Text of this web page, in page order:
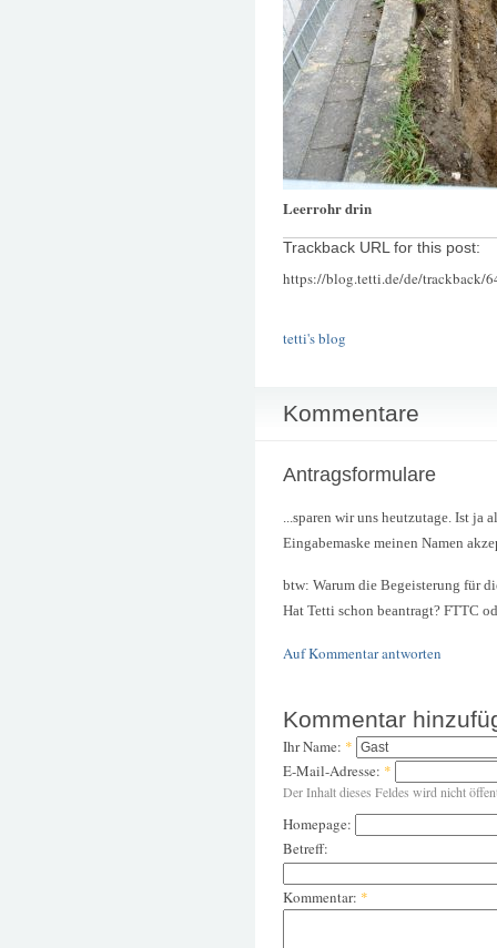
Leerrohr drin
Trackback URL for this post:
https://blog.tetti.de/de/trackback/
tetti's blog
Kommentare
Antragsformulare
...sparen wir uns heutzutage. Ist
Eingabemaske meinen Namen
btw: Warum die Begeisterung für
Hat Tetti schon beantragt? FTTC
Auf Kommentar antworten
Kommentar
Ihr Name: *
E-Mail-Adresse: *
Der Inhalt dieses Feldes wird nicht
Homepage:
Betreff:
Kommentar: *